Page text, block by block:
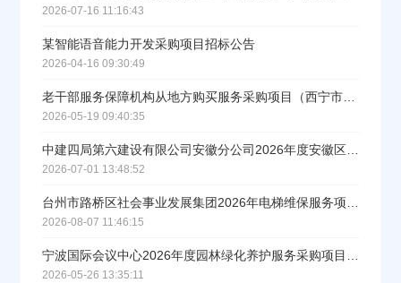
2026-07-16 11:16:43
某智能语音能力开发采购项目招标公告
2026-04-16 09:30:49
老干部服务保障机构从地方购买服务采购项目（西宁市）招标公告
2026-05-19 09:40:35
中建四局第六建设有限公司安徽分公司2026年度安徽区域保安服务集中采购招标公告
2026-07-01 13:48:52
台州市路桥区社会事业发展集团2026年电梯维保服务项目招标公告
2026-08-07 11:46:15
宁波国际会议中心2026年度园林绿化养护服务采购项目招标公告
2026-05-26 13:35:11